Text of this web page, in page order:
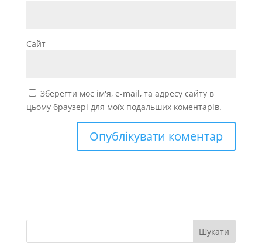
Сайт
Зберегти моє ім'я, e-mail, та адресу сайту в
цьому браузері для моїх подальших коментарів.